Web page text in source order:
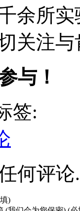
余所
关注与
与！
签:
何评论.
)